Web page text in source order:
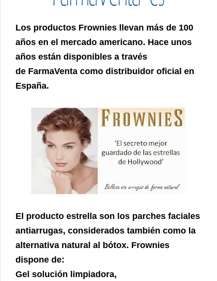
Los productos Frownies llevan más de 100
años en el mercado americano. Hace unos
años están disponibles a través
de FarmaVenta como distribuidor oficial en
España.
El producto estrella son los parches faciales
antiarrugas, considerados también como la
alternativa natural al bótox. Frownies
dispone de:
Gel solución limpiadora,